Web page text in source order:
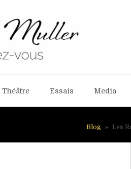
Théâtre Essais Media
Blog » Les